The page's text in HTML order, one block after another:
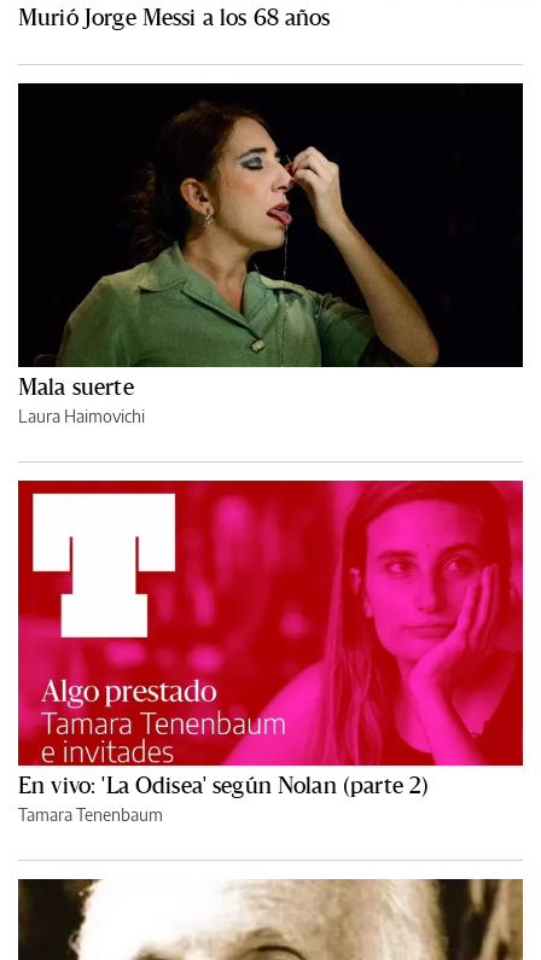
Murió Jorge Messi a los 68 años
Mala suerte
Laura Haimovichi
En vivo: 'La Odisea' según Nolan (parte 2)
Tamara Tenenbaum